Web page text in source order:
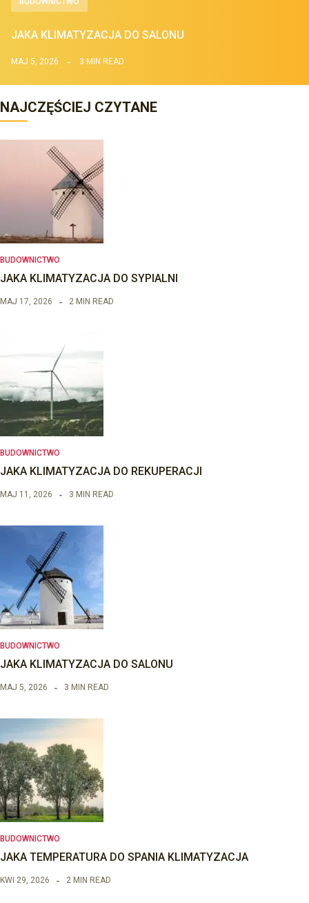
JAKA KLIMATYZACJA DO SALONU
MAJ 5, 2026 3 MIN READ
NAJCZĘŚCIEJ CZYTANE
BUDOWNICTWO
JAKA KLIMATYZACJA DO SYPIALNI
MAJ 17, 2026 2 MIN READ
BUDOWNICTWO
JAKA KLIMATYZACJA DO REKUPERACJI
MAJ 11, 2026 3 MIN READ
BUDOWNICTWO
JAKA KLIMATYZACJA DO SALONU
MAJ 5, 2026 3 MIN READ
BUDOWNICTWO
JAKA TEMPERATURA DO SPANIA KLIMATYZACJA
KWI 29, 2026 2 MIN READ